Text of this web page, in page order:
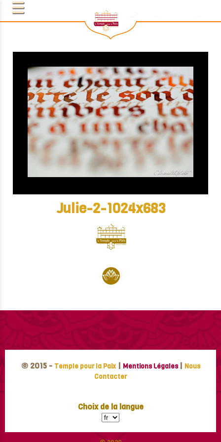
Julie-2-1024x683
© 2015 - Temple pour la Paix | Mentions Légales | Nous
Contacter
Choix de la langue